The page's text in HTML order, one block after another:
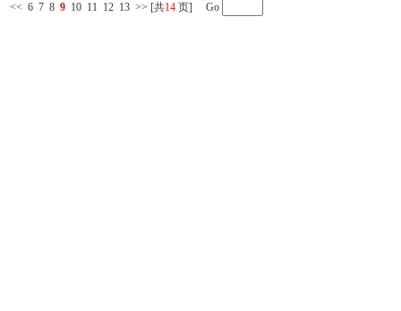
<< 6 7 8 9 10 11 12 13 >> [共14 页] Go